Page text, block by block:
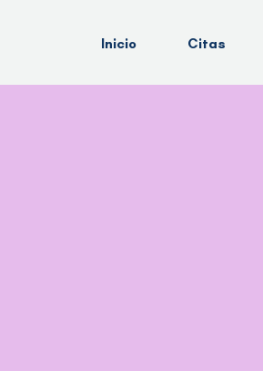
Inicio Citas